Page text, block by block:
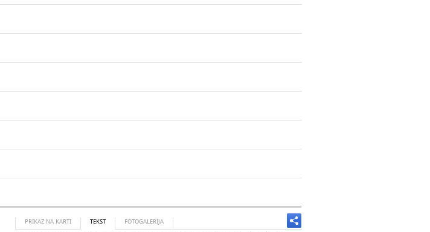
PRIKAZ NA KARTI TEKST FOTOGALERIJA